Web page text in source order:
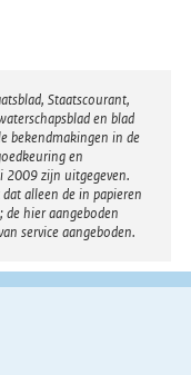
Staatscourant,
en blad
bekendmakingen in de
en
2009 zijn uitgegeven.
alleen de in papieren
hier aangeboden
service aangeboden.